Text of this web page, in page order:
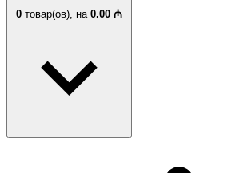
0 товар(ов), на 0.00 ₼